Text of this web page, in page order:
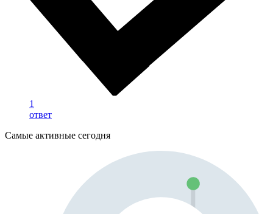
1
ответ
Самые активные сегодня